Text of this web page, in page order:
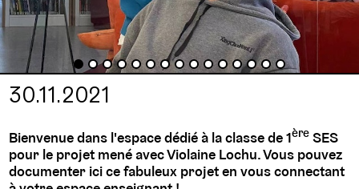
Teminale (arts
plastiques)
Terminale
(géopolitique)
30.11.2021
Bienvenue dans l'espace dédié à la classe de 1ère SES
pour le projet mené avec Violaine Lochu. Vous pouvez
documenter ici ce fabuleux projet en vous connectant